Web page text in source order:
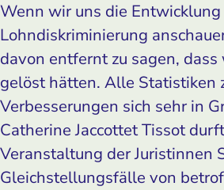
Wenn wir uns die
Lohndiskriminierung
davon entfernt zu sagen,
gelöst hätten. Alle Statistiken
Verbesserungen sich sehr in
Catherine Jaccottet Tissot
Veranstaltung der Juristinnen
Gleichstellungsfälle von